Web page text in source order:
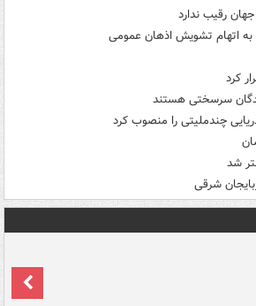
رقیب ندارد
کرد
سرسختی هستند
چندملیتی را منصوب کرد
شرقی